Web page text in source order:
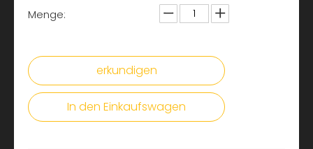
Menge:
erkundigen
In den Einkaufswagen